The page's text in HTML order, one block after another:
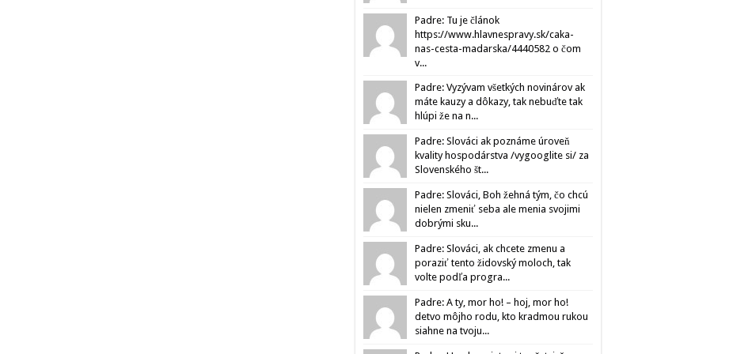
Padre: Tu je článok
https://www.hlavnespravy.sk/caka-
nas-cesta-madarska/4440582 o čom
v...
Padre: Vyzývam všetkých novinárov ak
máte kauzy a dôkazy, tak nebuďte tak
hlúpi že na n...
Padre: Slováci ak poznáme úroveň
kvality hospodárstva /vygooglite si/ za
Slovenského št...
Padre: Slováci, Boh žehná tým, čo chcú
nielen zmeniť seba ale menia svojimi
dobrými sku...
Padre: Slováci, ak chcete zmenu a
poraziť tento židovský moloch, tak
volte podľa progra...
Padre: A ty, mor ho! – hoj, mor ho!
detvo môjho rodu, kto kradmou rukou
siahne na tvoju...